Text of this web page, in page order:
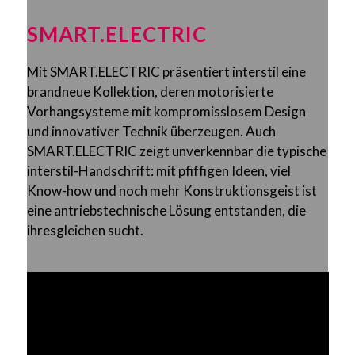
SMART.ELECTRIC
Mit SMART.ELECTRIC präsentiert interstil eine
brandneue Kollektion, deren motorisierte
Vorhangsysteme mit kompromisslosem Design
und innovativer Technik überzeugen. Auch
SMART.ELECTRIC zeigt unverkennbar die typische
interstil-Handschrift: mit pfiffigen Ideen, viel
Know-how und noch mehr Konstruktionsgeist ist
eine antriebstechnische Lösung entstanden, die
ihresgleichen sucht.